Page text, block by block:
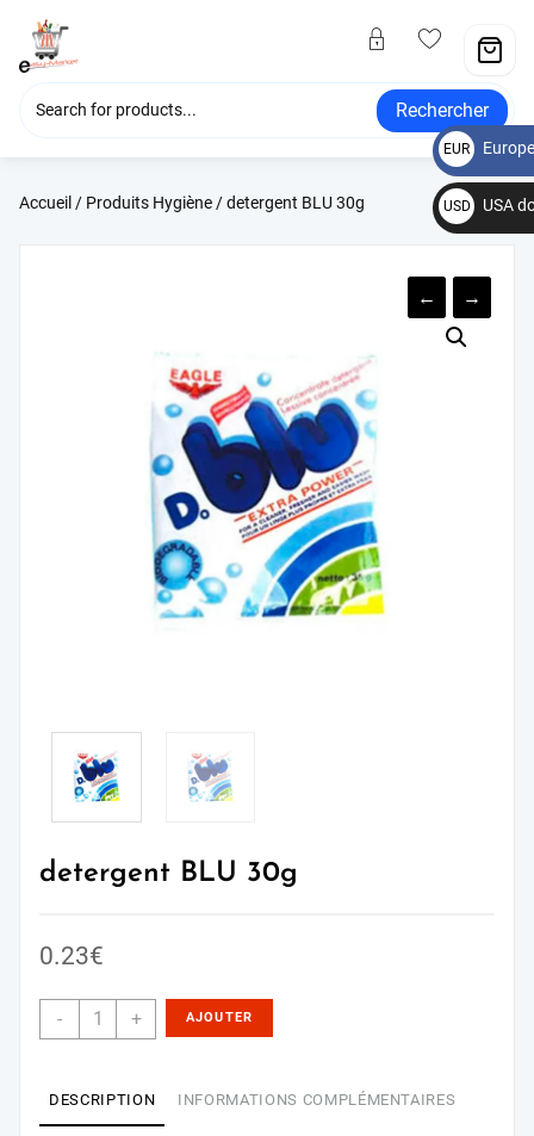
Rechercher
Accueil / Produits Hygiène/ detergent BLU 30g
← →
detergent BLU 30g
0.23€
- + AJOUTER
DESCRIPTION INFORMATIONS COMPLÉMENTAIRES
EUR
€
USD
$
USA